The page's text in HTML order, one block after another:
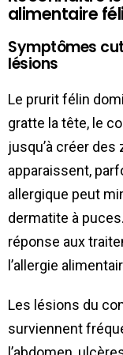
alimentaire
Symptômes
lésions
Le prurit félin
gratte la tête, le
jusqu’à créer
apparaissent,
allergique peut
dermatite à
réponse aux
l’allergie
Les lésions du
surviennent